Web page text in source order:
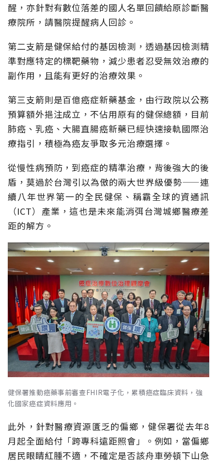
醒，亦針對有數位落差的國人名單回饋給原診斷醫
療院所，請醫院提醒病人回診。
第二支箭是健保給付的基因檢測，透過基因檢測精
準對應特定的標靶藥物，減少患者忍受無效治療的
副作用，且能有更好的治療效果。
第三支箭則是百億癌症新藥基金，由行政院以公務
預算額外挹注成立，不佔用原有的健保總額，目前
肺癌、乳癌、大腸直腸癌新藥已經快速接軌國際治
療指引，積極為癌友爭取多元治療選擇。
從慢性病預防，到癌症的精準治療，背後強大的後
盾，莫過於台灣引以為傲的兩大世界級優勢——連
續八年世界第一的全民健保、稱霸全球的資通訊
（ICT）產業，這也是未來能消弭台灣城鄉醫療差
距的解方。
健保署推動癌藥事前審查FHIR電子化，累積癌症臨床資料，強
化國家癌症資料應用。
此外，針對醫療資源匱乏的偏鄉，健保署從去年8
月起全面給付「跨專科遠距照會」。例如，當偏鄉
居民眼睛紅腫不適，不確定是否該舟車勞頓下山急